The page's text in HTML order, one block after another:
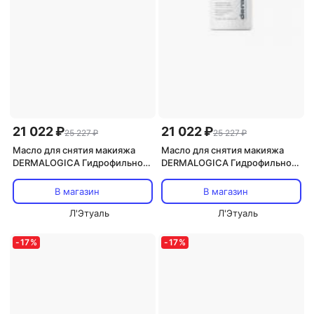
21 022 ₽25 227 ₽
Масло для снятия макияжа
DERMALOGICA Гидрофильное
PreCleanse 295
В магазин
Л'Этуаль
21 022 ₽25 227 ₽
Масло для снятия макияжа
DERMALOGICA Гидрофильное
PreCleanse 295
В магазин
Л'Этуаль
-17% -17%